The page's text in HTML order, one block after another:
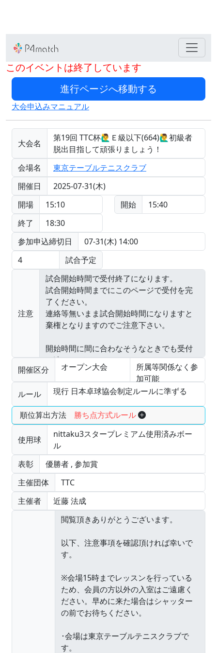
このイベントは終了しています
大会申込みマニュアル
大会名
第19回 TTC杯🙋‍♂️Ｅ級以下(664)🙋‍♂️初級者
脱出目指して頑張りましょう！
会場名
東京テーブルテニスクラブ
開催日
2025-07-31(木)
開場
15:10 開始
15:40
終了
18:30
参加申込締切日
07-31(木) 14:00
4
試合予定
注意
開催区分 オープン大会
所属等関係なく参
加可能
ルール
現行 日本卓球協会制定ルールに準ずる
順位算出方法 勝ち点方式ルール
使用球
nittaku3スタープレミアム使用済みボー
ル
表彰
優勝者 , 参加賞
主催団体
TTC
主催者
近藤 法成